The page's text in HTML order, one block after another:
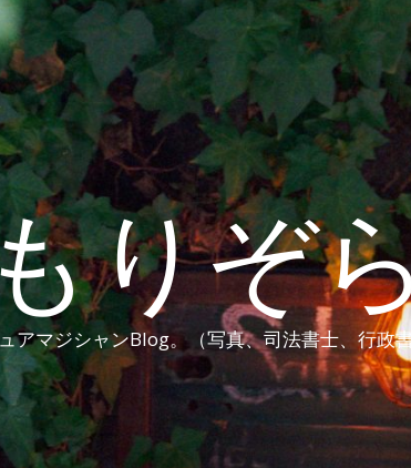
りぞ
アマジシャンBlog。（写真、司法書士、行政